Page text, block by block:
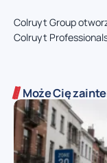
Colruyt Group
Colruyt
Może Cię